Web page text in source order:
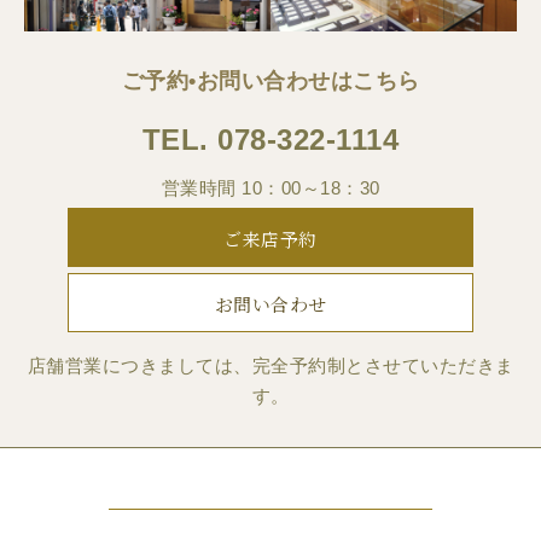
ご予約•お問い合わせはこちら
TEL. 078-322-1114
営業時間 10：00～18：30
ご来店予約
お問い合わせ
店舗営業につきましては、完全予約制とさせていただきま
す。